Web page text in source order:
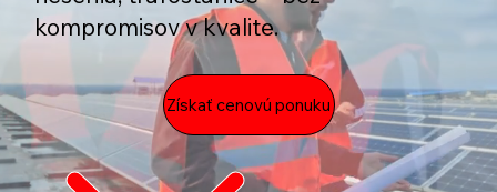
kompromisov v kvalite.
Získať cenovú ponuku